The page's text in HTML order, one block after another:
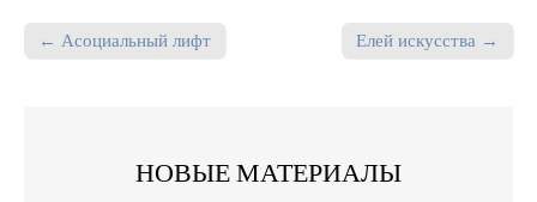
← Асоциальный лифт Елей искусства →
НОВЫЕ МАТЕРИАЛЫ